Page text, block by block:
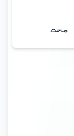
صحت